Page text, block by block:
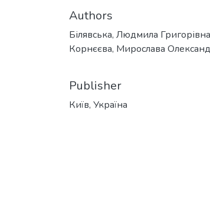
Authors
Білявська, Людмила Григорівна
Корнєєва, Мирослава
Publisher
Київ, Україна